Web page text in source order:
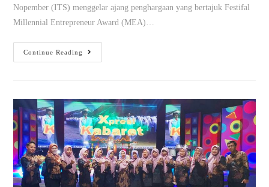
Nopember (ITS) menggelar ajang penghargaan yang bertajuk Festifal
Millennial Entrepreneur Award (MEA)…
Continue Reading